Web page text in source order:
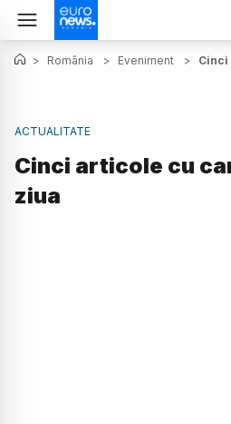
> România > Eveniment > Cinci
ACTUALITATE
Cinci articole cu
ziua